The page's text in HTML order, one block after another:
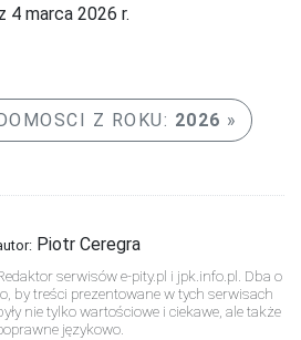
4 marca 2026 r.
Z ROKU: 2026
Piotr Ceregra
serwisów e-pity.pl i jpk.info.pl. Dba o
by treści prezentowane w tych serwisach
nie tylko wartościowe i ciekawe, ale także
językowo.